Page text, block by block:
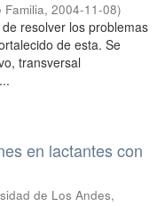
Familia, 2004-11-08)
resolver los problemas
de esta. Se
transversal
en lactantes con
de Los Andes,